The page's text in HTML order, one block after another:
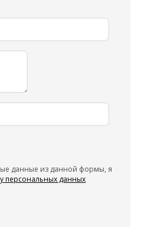
данные из данной формы, я
персональных данных